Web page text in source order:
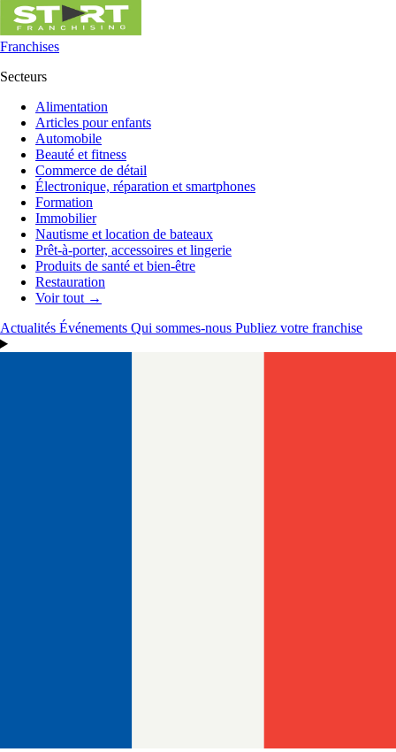
Franchises
Secteurs
Alimentation
Articles pour enfants
Automobile
Beauté et fitness
Commerce de détail
Électronique, réparation et smartphones
Formation
Immobilier
Nautisme et location de bateaux
Prêt-à-porter, accessoires et lingerie
Produits de santé et bien-être
Restauration
Voir tout →
Actualités Événements Qui sommes-nous Publiez votre franchise